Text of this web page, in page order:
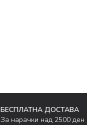
БЕСПЛАТНА ДОСТАВА
За нарачки над 2500 ден